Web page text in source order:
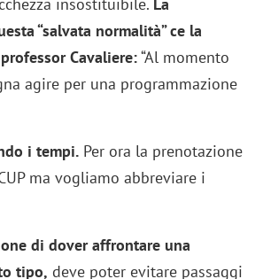
“salvata normalità” ce la
Cavaliere:“Al momento
agire per una programmazione
i tempi. Per ora la prenotazione
ma vogliamo abbreviare i
di dover affrontare una
tipo, deve poter evitare passaggi